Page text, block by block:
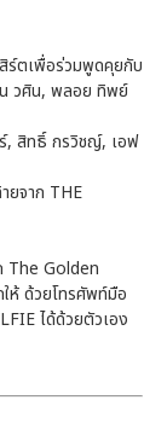
ร์ตเพื่อร่วมพูดคุยกับ
วศิน, พลอย ทิพย์
สิทธิ์ กรวิชญ์, เอฟ
ยจาก THE
The Golden
ห้ ด้วยโทรศัพท์มือ
ได้ด้วยตัวเอง